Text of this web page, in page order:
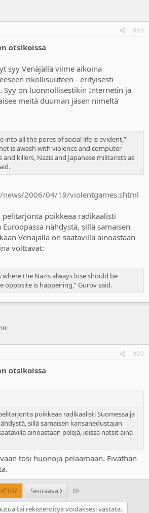
#19
otsikoissa
syy Venäjällä viime aikoina
rikollisuuteen - erityisesti
Syy on luonnollisestikin Internetin ja
meitä duuman jäsen nimeltä
into all the pores of social life is evident,”
is awash with violence and computer
killers, Nazis and Japanese militarists as
2006/04/19/violentgames.shtml
poikkeaa radikaalisti
nähdystä, sillä samaisen
Venäjällä on saatavilla ainoastaan
voittavat:
where the Nazis always lose should be
opposite is happening,” Gurov said.
#20
otsikoissa
poikkeaa radikaalisti Suomessa ja
sillä samaisen kansanedustajan
ainoastaan pelejä, joissa natsit aina
tosi huonoja pelaamaan. Eiväthän
107 Seuraava Last
tai rekisteröityä voidaksesi vastata.